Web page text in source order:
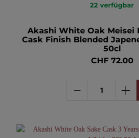
22 verfügbar
Akashi White Oak Meisei
Cask Finish Blended
50cl
CHF 72.00